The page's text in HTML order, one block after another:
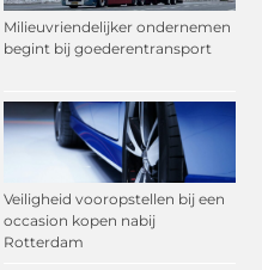
Milieuvriendelijker ondernemen
begint bij goederentransport
Veiligheid vooropstellen bij een
occasion kopen nabij
Rotterdam